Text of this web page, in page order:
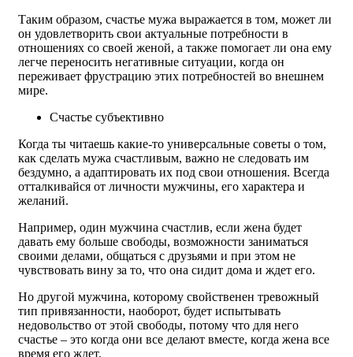
Таким образом, счастье мужа выражается в том, может ли
он удовлетворить свои актуальные потребности в
отношениях со своей женой, а также помогает ли она ему
легче переносить негативные ситуации, когда он
переживает фрустрацию этих потребностей во внешнем
мире.
Счастье субъективно
Когда ты читаешь какие-то универсальные советы о том,
как сделать мужа счастливым, важно не следовать им
бездумно, а адаптировать их под свои отношения. Всегда
отталкивайся от личности мужчины, его характера и
желаний.
Например, один мужчина счастлив, если жена будет
давать ему больше свободы, возможности заниматься
своими делами, общаться с друзьями и при этом не
чувствовать вину за то, что она сидит дома и ждет его.
Но другой мужчина, которому свойственен тревожный
тип привязанности, наоборот, будет испытывать
недовольство от этой свободы, потому что для него
счастье – это когда они все делают вместе, когда жена все
время его ждет.